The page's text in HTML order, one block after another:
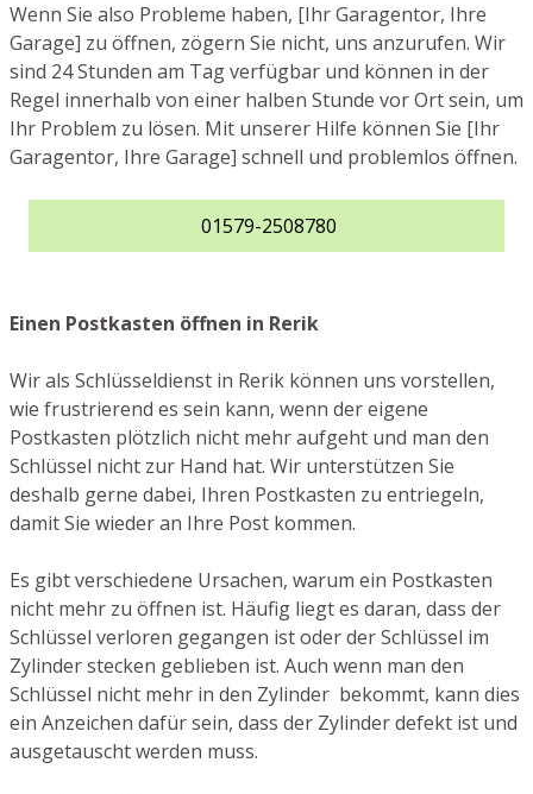
Wenn Sie also Probleme haben, [Ihr Garagentor, Ihre
Garage] zu öffnen, zögern Sie nicht, uns anzurufen. Wir
sind 24 Stunden am Tag verfügbar und können in der
Regel innerhalb von einer halben Stunde vor Ort sein, um
Ihr Problem zu lösen. Mit unserer Hilfe können Sie [Ihr
Garagentor, Ihre Garage] schnell und problemlos öffnen.
01579-2508780
Einen Postkasten öffnen in Rerik
Wir als Schlüsseldienst in Rerik können uns vorstellen,
wie frustrierend es sein kann, wenn der eigene
Postkasten plötzlich nicht mehr aufgeht und man den
Schlüssel nicht zur Hand hat. Wir unterstützen Sie
deshalb gerne dabei, Ihren Postkasten zu entriegeln,
damit Sie wieder an Ihre Post kommen.
Es gibt verschiedene Ursachen, warum ein Postkasten
nicht mehr zu öffnen ist. Häufig liegt es daran, dass der
Schlüssel verloren gegangen ist oder der Schlüssel im
Zylinder stecken geblieben ist. Auch wenn man den
Schlüssel nicht mehr in den Zylinder bekommt, kann dies
ein Anzeichen dafür sein, dass der Zylinder defekt ist und
ausgetauscht werden muss.